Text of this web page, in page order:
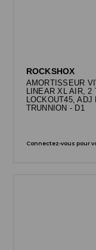
ROCKSHOX
AMORTISSEUR
LINEAR XL AIR,
LOCKOUT45,
TRUNNION - D1
Connectez-vous pour